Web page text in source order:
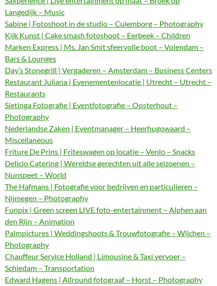
Langedijk – Music
Sabine | Fotoshoot in de studio – Culemborg – Photography
Kijk Kunst | Cake smash fotoshoot – Eerbeek – Children
Marken Express | Ms. Jan Smit sfeervolle boot – Volendam –
Bars & Lounges
Day’s Stonegrill | Vergaderen – Amsterdam – Business Centers
Restaurant Juliana | Evenementenlocatie | Utrecht – Utrecht –
Restaurants
Sietinga Fotografie | Eventfotografie – Oosterhout –
Photography
Nederlandse Zaken | Eventmanager – Heerhugowaard –
Miscellaneous
Friture De Prins | Friteswagen op locatie – Venlo – Snacks
Delicio Catering | Wereldse gerechten uit alle seizoenen –
Nunspeet – World
The Hafmans | Fotografie voor bedrijven en particulieren –
Nijmegen – Photography
Funpix | Green screen LIVE foto-entertainment – Alphen aan
den Rijn – Animation
Palmpictures | Weddingshoots & Trouwfotografie – Wijchen –
Photography
Chauffeur Service Holland | Limousine & Taxi vervoer –
Schiedam – Transportation
Edward Hagens | Allround fotograaf – Horst – Photography